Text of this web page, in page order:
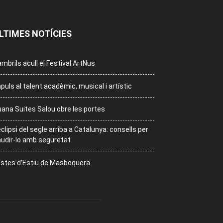
NOTÍCIES
acull el Festival ArtNus
al talent acadèmic, musical i artístic
Suites Salou obre les portes
del segle arriba a Catalunya: consells per
lo amb seguretat
d’Estiu de Masboquera